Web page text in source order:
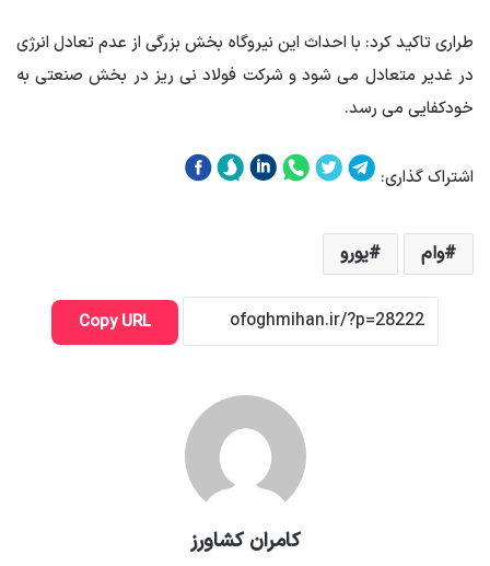
طراری تاکید کرد: با احداث این نیروگاه بخش بزرگی از عدم تعادل انرژی
در غدیر متعادل می شود و شرکت فولاد نی ریز در بخش صنعتی به
خودکفایی می رسد.
اشتراک گذاری:
وام یورو
Copy URL
کامران کشاورز